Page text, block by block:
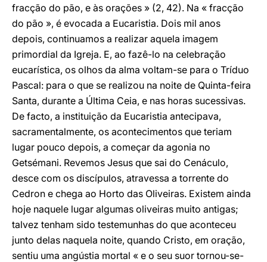
fracção do pão, e às orações » (2, 42). Na « fracção
do pão », é evocada a Eucaristia. Dois mil anos
depois, continuamos a realizar aquela imagem
primordial da Igreja. E, ao fazê-lo na celebração
eucarística, os olhos da alma voltam-se para o Tríduo
Pascal: para o que se realizou na noite de Quinta-feira
Santa, durante a Última Ceia, e nas horas sucessivas.
De facto, a instituição da Eucaristia antecipava,
sacramentalmente, os acontecimentos que teriam
lugar pouco depois, a começar da agonia no
Getsémani. Revemos Jesus que sai do Cenáculo,
desce com os discípulos, atravessa a torrente do
Cedron e chega ao Horto das Oliveiras. Existem ainda
hoje naquele lugar algumas oliveiras muito antigas;
talvez tenham sido testemunhas do que aconteceu
junto delas naquela noite, quando Cristo, em oração,
sentiu uma angústia mortal « e o seu suor tornou-se-